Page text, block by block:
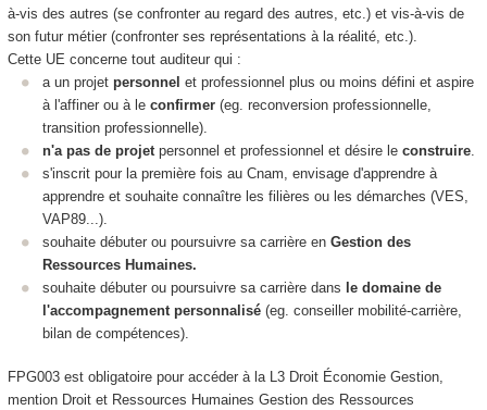
à-vis des autres (se confronter au regard des autres, etc.) et vis-à-vis de
son futur métier (confronter ses représentations à la réalité, etc.).
Cette UE concerne tout auditeur qui :
a un projet personnel et professionnel plus ou moins défini et aspire
à l'affiner ou à le confirmer (eg. reconversion professionnelle,
transition professionnelle).
n'a pas de projet personnel et professionnel et désire le construire
s'inscrit pour la première fois au Cnam, envisage d'apprendre à
apprendre et souhaite connaître les filières ou les démarches (VES
VAP89...).
souhaite débuter ou poursuivre sa carrière en Gestion des
Ressources Humaines.
souhaite débuter ou poursuivre sa carrière dans le domaine de
l'accompagnement personnalisé (eg. conseiller mobilité-carrière,
bilan de compétences).
FPG003 est obligatoire pour accéder à la L3 Droit Économie Gestion,
mention Droit et Ressources Humaines Gestion des Ressources